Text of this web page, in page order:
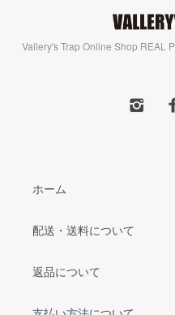
Vallery's Trap Online Shop REAL
ホーム
配送・送料について
返品について